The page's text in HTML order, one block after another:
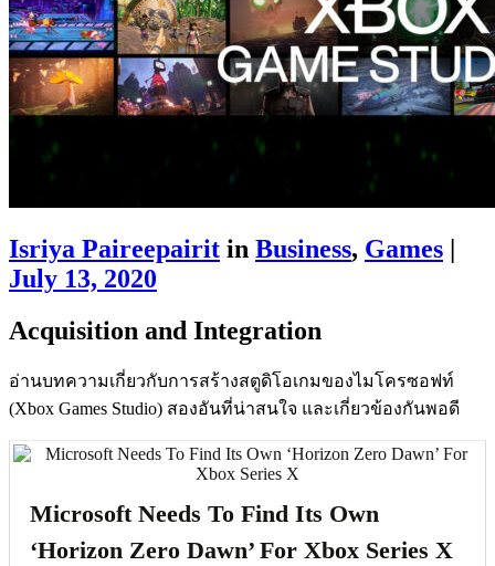
Isriya Paireepairit in Business, Games |
July 13, 2020
Acquisition and Integration
อ่านบทความเกี่ยวกับการสร้างสตูดิโอเกมของไมโครซอฟท์
(Xbox Games Studio) สองอันที่น่าสนใจ และเกี่ยวข้องกันพอดี
Microsoft Needs To Find Its Own
‘Horizon Zero Dawn’ For Xbox Series X